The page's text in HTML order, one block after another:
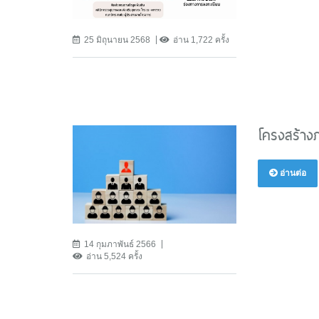
25 มิถุนายน 2568 อ่าน 1,722 ครั้ง
14 กุมภาพันธ์ 2566
อ่าน 5,524 ครั้ง
โครงสร้า
อ่านต่อ